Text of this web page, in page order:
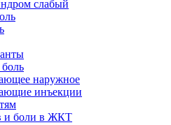
слабый
наружное
инъекции
и боли в ЖКТ